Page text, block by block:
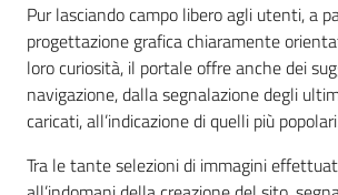
Pur lasciando campo libero agli utenti, a
progettazione grafica chiaramente
loro curiosità, il portale offre anche dei
navigazione, dalla segnalazione degli
caricati, all’indicazione di quelli più
Tra le tante selezioni di immagini